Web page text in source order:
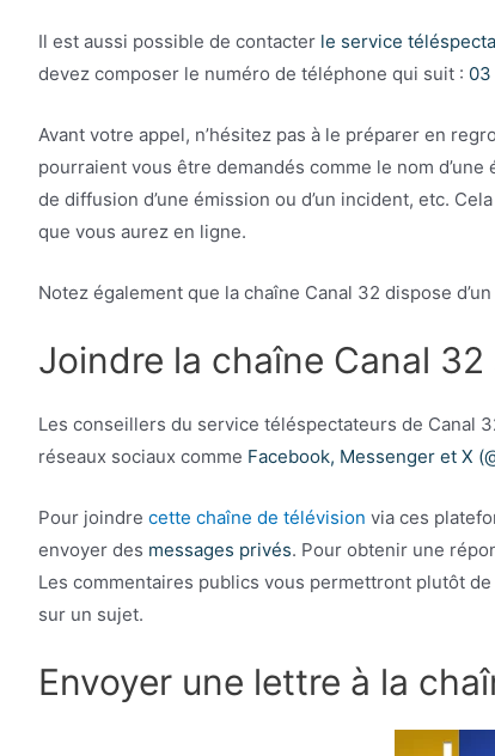
Il est aussi possible de contacter le service
devez composer le numéro de téléphone qui suit :
Avant votre appel, n’hésitez pas à le préparer en
pourraient vous être demandés comme le nom
de diffusion d’une émission ou d’un incident, etc.
que vous aurez en ligne.
Notez également que la chaîne Canal 32 dispose d’un
Joindre la chaîne Canal
Les conseillers du service téléspectateurs de Canal
réseaux sociaux comme Facebook, Messenger et X
Pour joindre cette chaîne de télévision via ces
envoyer des messages privés. Pour obtenir une
Les commentaires publics vous permettront plutôt
sur un sujet.
Envoyer une lettre à la